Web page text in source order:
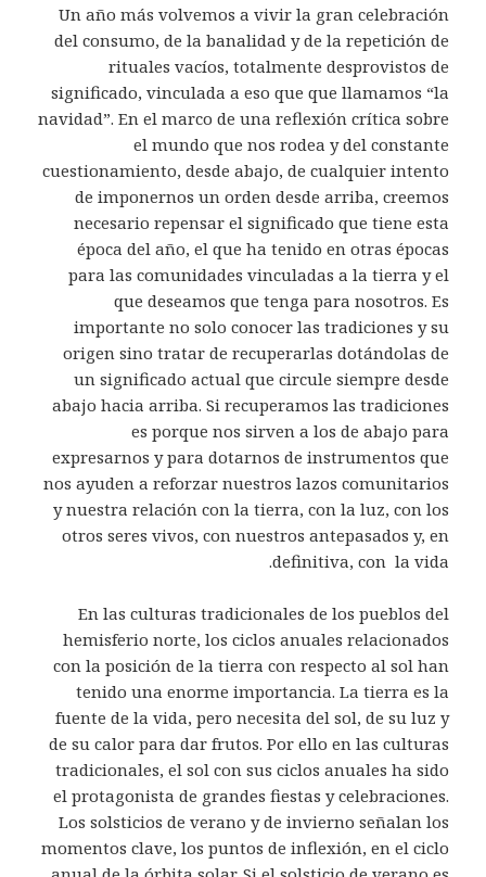
Un año más volvemos a vivir la gran celebración
del consumo, de la banalidad y de la repetición de
rituales vacíos, totalmente desprovistos de
significado, vinculada a eso que que llamamos “la
navidad”. En el marco de una reflexión crítica sobre
el mundo que nos rodea y del constante
cuestionamiento, desde abajo, de cualquier intento
de imponernos un orden desde arriba, creemos
necesario repensar el significado que tiene esta
época del año, el que ha tenido en otras épocas
para las comunidades vinculadas a la tierra y el
que deseamos que tenga para nosotros. Es
importante no solo conocer las tradiciones y su
origen sino tratar de recuperarlas dotándolas de
un significado actual que circule siempre desde
abajo hacia arriba. Si recuperamos las tradiciones
es porque nos sirven a los de abajo para
expresarnos y para dotarnos de instrumentos que
nos ayuden a reforzar nuestros lazos comunitarios
y nuestra relación con la tierra, con la luz, con los
otros seres vivos, con nuestros antepasados y, en
definitiva, con la vida.
En las culturas tradicionales de los pueblos del
hemisferio norte, los ciclos anuales relacionados
con la posición de la tierra con respecto al sol han
tenido una enorme importancia. La tierra es la
fuente de la vida, pero necesita del sol, de su luz y
de su calor para dar frutos. Por ello en las culturas
tradicionales, el sol con sus ciclos anuales ha sido
el protagonista de grandes fiestas y celebraciones.
Los solsticios de verano y de invierno señalan los
momentos clave, los puntos de inflexión, en el ciclo